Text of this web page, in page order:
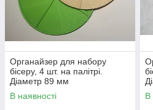
Органайзер для набору
бісеру, 4 шт. на палітрі.
Діаметр 89 мм
В наявності
В